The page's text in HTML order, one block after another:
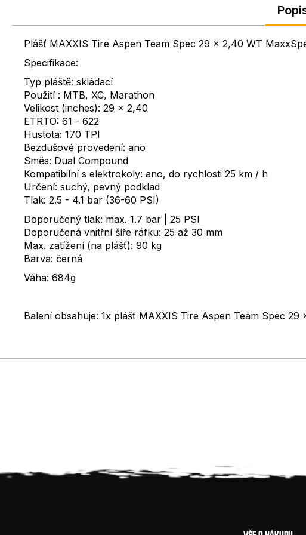
Plášť MAXXIS Tire Aspen Team Spec 29 x 2,40 WT
Specifikace:
Typ pláště: skládací
Použití : MTB, XC, Marathon
Velikost (inches): 29 x 2,40
ETRTO: 61 - 622
Hustota: 170 TPI
Bezdušové provedení: ano
Směs: Dual Compound
Kompatibilní s elektrokoly: ano, do rychlosti 25 km / h
Určení: suchý, pevný podklad
Tlak: 2.5 - 4.1 bar (36-60 PSI)
Doporučený tlak: max. 1.7 bar | 25 PSI
Doporučená vnitřní šíře ráfku: 25 až 30 mm
Max. zatížení (na plášť): 90 kg
Barva: černá
Váha: 684g
Balení obsahuje: 1x plášť MAXXIS Tire Aspen Team Spec 29